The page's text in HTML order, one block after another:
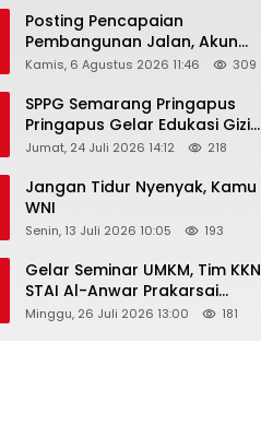
Posting Pencapaian
Pembangunan Jalan, Akun
Facebook Pemerintah
“Dirujak” Warganet
Kamis, 6 Agustus 2026 11:46 309
SPPG Semarang Pringapus
Pringapus Gelar Edukasi Gizi
di PAUD Bina Balita Peringati
Jumat, 24 Juli 2026 14:12 218
Jangan Tidur Nyenyak, Kamu
WNI
Senin, 13 Juli 2026 10:05 193
Gelar Seminar UMKM, Tim KKN
STAI Al-Anwar Prakarsai
Usaha Tepung Maizena di
Minggu, 26 Juli 2026 13:00 181